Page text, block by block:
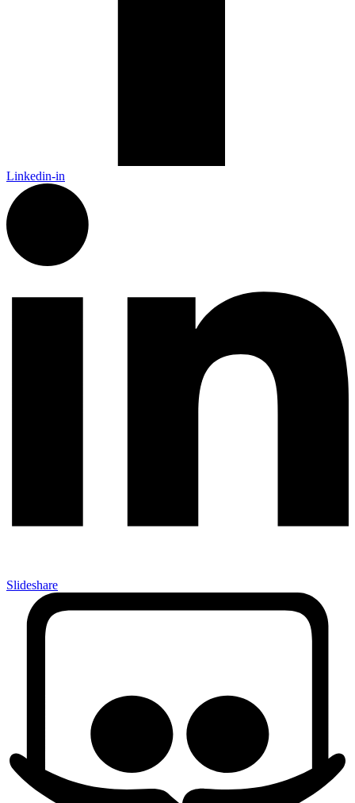
Linkedin-in
Slideshare